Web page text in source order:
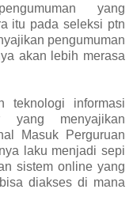
yang
itu pada seleksi ptn
pengumuman
akan lebih merasa
teknologi informasi
yang menyajikan
Masuk Perguruan
laku menjadi sepi
sistem online yang
diakses di mana